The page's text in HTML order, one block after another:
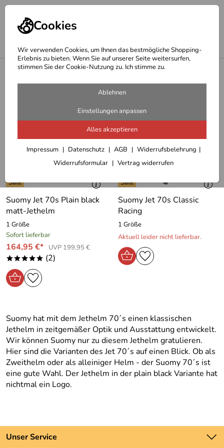
Cookies
Wir verwenden Cookies, um Ihnen das bestmögliche Shopping-
Erlebnis zu bieten. Wenn Sie auf unserer Seite weitersurfen,
stimmen Sie der Cookie-Nutzung zu. Ich stimme zu.
Ablehnen
Einstellungen anpassen
Alles akzeptieren
Impressum Datenschutz AGB
Widerrufsbelehrung
Widerrufsformular
Vertrag widerrufen
Suomy Helm Shop
Suomy Jet 70s Plain black
matt-Jethelm
1 Größe
Sofort lieferbar
164,95 €* UVP 199,95 €
***** (2)
Suomy Jet 70s Classic
Racing
1 Größe
Aktuell leider nicht lieferbar.
Suomy hat mit dem Jethelm 70´s einen klassischen
Jethelm in zeitgemäßer Optik und Ausstattung entwickelt.
Wir können Suomy nur zu diesem Jethelm gratulieren.
Hier sind die Varianten des Jet 70´s auf einen Blick. Ob als
Zweithelm oder als alleiniger Helm - der Suomy 70´s ist
eine gute Wahl. Der Jethelm in der plain black Variante hat
nichtmal ein Logo.
Unser Service